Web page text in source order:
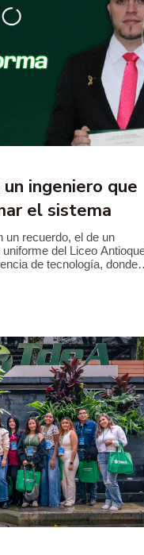
ingeniero que
el sistema
un recuerdo, el de un
del Liceo
de tecnología, donde
Es que la